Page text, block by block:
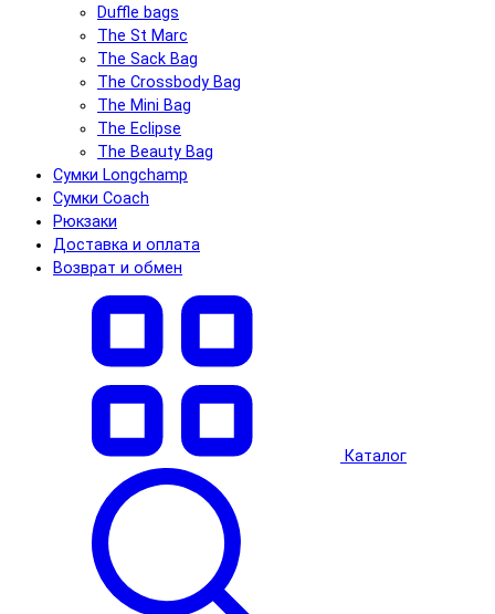
Duffle bags
The St Marc
The Sack Bag
The Crossbody Bag
The Mini Bag
The Eclipse
The Beauty Bag
Сумки Longchamp
Сумки Coach
Рюкзаки
Доставка и оплата
Возврат и обмен
Каталог